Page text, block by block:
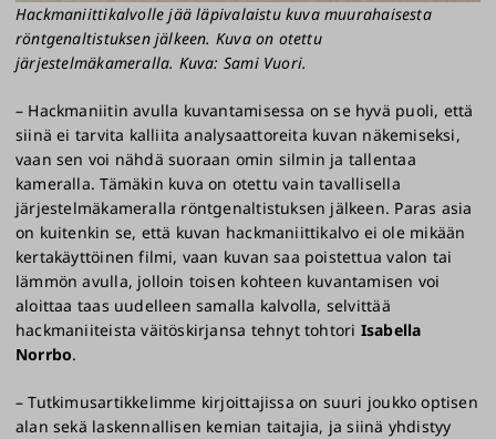
Hackmaniittikalvolle jää läpivalaistu kuva muurahaisesta
röntgenaltistuksen jälkeen. Kuva on otettu
järjestelmäkameralla. Kuva: Sami Vuori.
– Hackmaniitin avulla kuvantamisessa on se hyvä puoli, että
siinä ei tarvita kalliita analysaattoreita kuvan näkemiseksi,
vaan sen voi nähdä suoraan omin silmin ja tallentaa
kameralla. Tämäkin kuva on otettu vain tavallisella
järjestelmäkameralla röntgenaltistuksen jälkeen. Paras asia
on kuitenkin se, että kuvan hackmaniittikalvo ei ole mikään
kertakäyttöinen filmi, vaan kuvan saa poistettua valon tai
lämmön avulla, jolloin toisen kohteen kuvantamisen voi
aloittaa taas uudelleen samalla kalvolla, selvittää
hackmaniiteista väitöskirjansa tehnyt tohtori Isabella
Norrbo.
– Tutkimusartikkelimme kirjoittajissa on suuri joukko optisen
alan sekä laskennallisen kemian taitajia, ja siinä yhdistyy